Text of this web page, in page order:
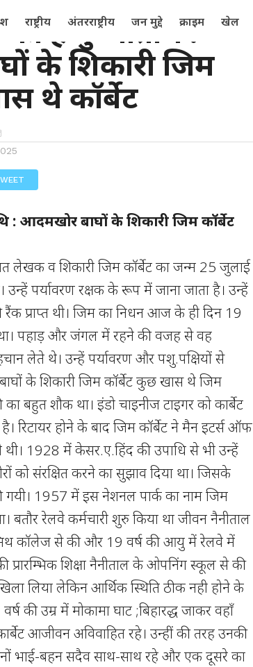
राष्ट्रीय अंतरराष्ट्रीय जन मुद्दे क्राइम खेल
है पुण्यतिथि :
के शिकारी जिम
थे कॉर्बेट
: आदमखोर बाघों के शिकारी जिम कॉर्बेट
लेखक व शिकारी जिम कॉर्बेट का जन्म 25 जुलाई
पर्यावरण रक्षक के रूप में जाना जाता है। उन्हें
रैंक प्राप्त थी। जिम का निधन आज के ही दिन 19
पहाड़ और जंगल में रहने की वजह से वह
लेते थे। उन्हें पर्यावरण और पशु.पक्षियों से
के शिकारी जिम कॉर्बेट कुछ खास थे जिम
का बहुत शौक था। इंडो चाइनीज टाइगर को कार्बेट
रिटायर होने के बाद जिम कॉर्बेट ने मैन इटर्स ऑफ
1928 में केसर.ए.हिंद की उपाधि से भी उन्हें
को संरक्षित करने का सुझाव दिया था। जिसके
गयी। 1957 में इस नेशनल पार्क का नाम जिम
बतौर रेलवे कर्मचारी शुरु किया था जीवन नैनीताल
कॉलेज से की और 19 वर्ष की आयु में रेलवे में
प्रारम्भिक शिक्षा नैनीताल के ओपनिंग स्कूल से की
लिया लेकिन आर्थिक स्थिति ठीक नही होने के
की उम्र में मोकामा घाट ;बिहारद्ध जाकर वहाँ
आजीवन अविवाहित रहे। उन्हीं की तरह उनकी
भाई-बहन सदैव साथ-साथ रहे और एक दूसरे का